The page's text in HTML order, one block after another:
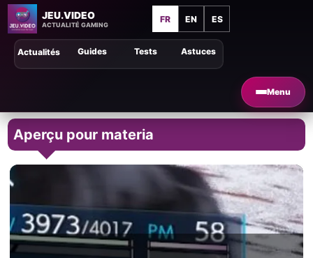
JEU.VIDEO
ACTUALITÉ GAMING
FR EN ES
Menu
Astuces
Guides Tests
Actualités
Aperçu pour materia